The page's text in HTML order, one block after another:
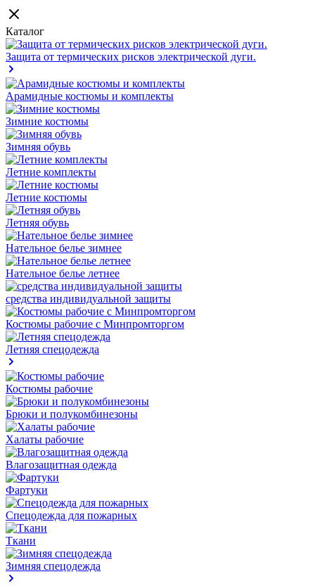
Каталог
Защита от термических рисков электрической дуги.
Арамидные костюмы и комплекты
Зимние костюмы
Зимняя обувь
Летние комплекты
Летние костюмы
Летняя обувь
Нательное белье зимнее
Нательное белье летнее
средства индивидуальной защиты
Костюмы рабочие с Минпромторгом
Летняя спецодежда
Костюмы рабочие
Брюки и полукомбинезоны
Халаты рабочие
Влагозащитная одежда
Фартуки
Спецодежда для пожарных
Ткани
Зимняя спецодежда